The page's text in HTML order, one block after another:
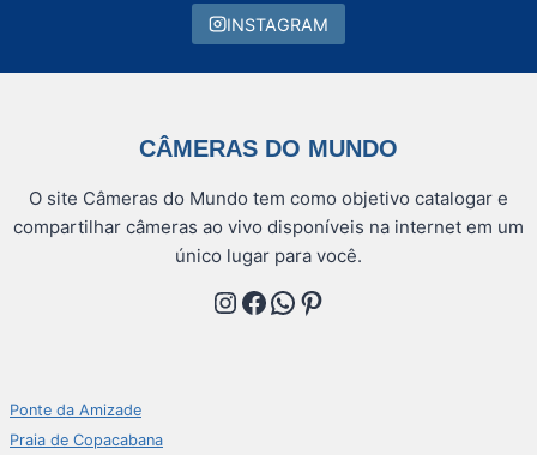
INSTAGRAM
CÂMERAS DO MUNDO
O site Câmeras do Mundo tem como objetivo catalogar e
compartilhar câmeras ao vivo disponíveis na internet em um
único lugar para você.
Instagram
Facebook
WhatsApp
Pinterest
Ponte da Amizade
Praia de Copacabana